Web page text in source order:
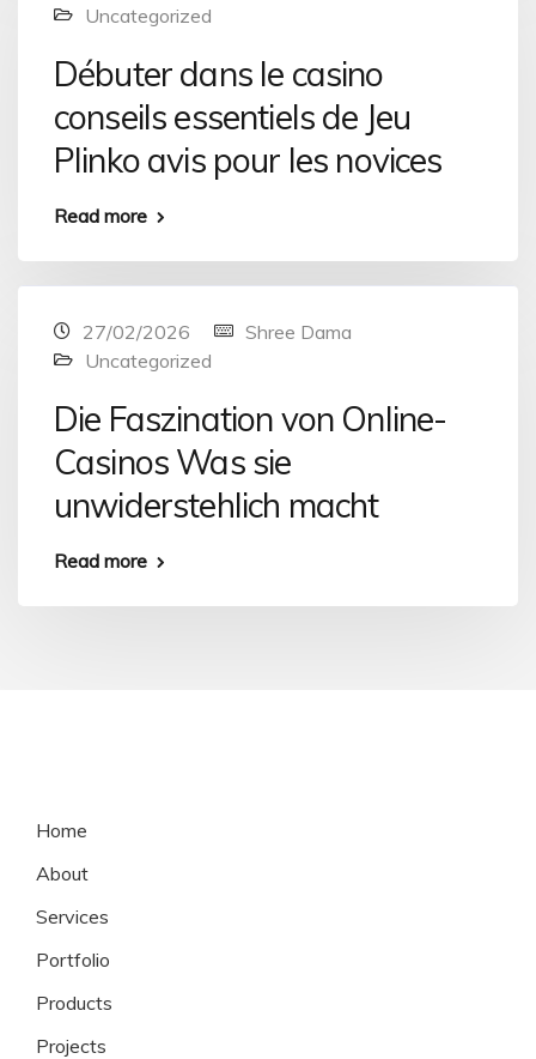
Uncategorized
Débuter dans le casino
conseils essentiels de Jeu
Plinko avis pour les novices
Read more
27/02/2026
Shree Dama
Uncategorized
Die Faszination von Online-
Casinos Was sie
unwiderstehlich macht
Read more
Home
About
Services
Portfolio
Products
Projects